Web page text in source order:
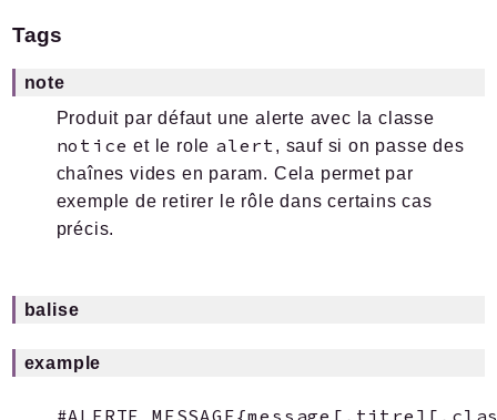
Tags
note
Produit par défaut une alerte avec la classe
notice et le role alert, sauf si on passe des
chaînes vides en param. Cela permet par
exemple de retirer le rôle dans certains cas
précis.
balise
example